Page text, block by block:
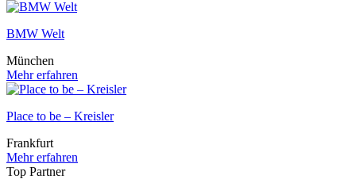
BMW Welt
München
Mehr erfahren
Place to be – Kreisler
Frankfurt
Mehr erfahren
Top Partner